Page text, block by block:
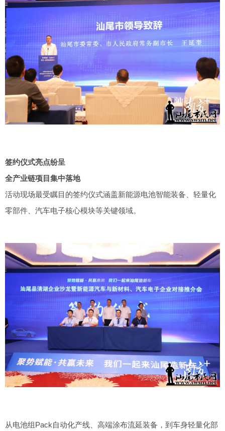
签约仪式亮点纷呈
全产业链项目集中落地
活动现场最受瞩目的签约仪式涵盖新能源电池智能装备、轻量化
零部件、汽车电子核心模块等关键领域。
从电池组Pack自动化产线、高端涂布流延装备，到车身轻量化部